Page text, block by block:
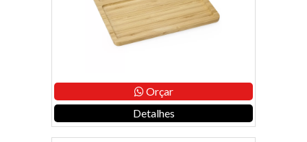
Orçar
Detalhes